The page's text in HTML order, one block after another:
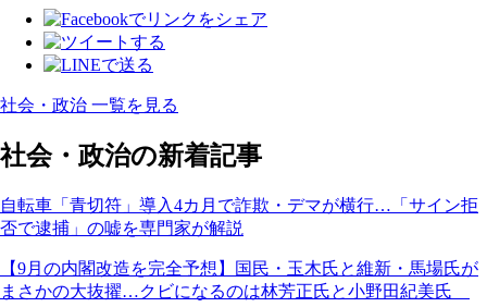
社会・政治 一覧を見る
社会・政治の新着記事
自転車「青切符」導入4カ月で詐欺・デマが横行…「サイン拒
否で逮捕」の嘘を専門家が解説
【9月の内閣改造を完全予想】国民・玉木氏と維新・馬場氏が
まさかの大抜擢…クビになるのは林芳正氏と小野田紀美氏